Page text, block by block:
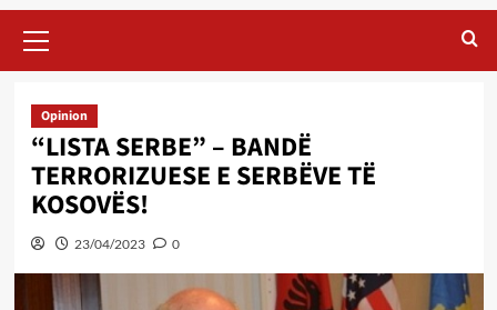
Menu
Opinion
“LISTA SERBE” – BANDË
TERRORIZUESE E SERBËVE TË
KOSOVËS!
23/04/2023 0